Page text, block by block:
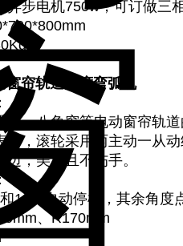
异步电机750w，可订做三相
窗帘轨道角度弯弧机
窗、八角窗等电动窗帘轨
面，滚轮采用两主动一从
，美观且不伤手。
135°自动停机，其余角度
、R170mm